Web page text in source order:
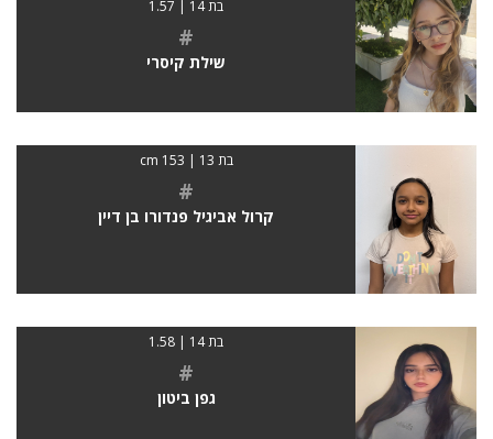
בת 14 | 1.57
#
שילת קיסרי
בת 13 | 153 cm
#
קרול אביגיל פנדורו בן דיין
בת 14 | 1.58
#
גפן ביטון